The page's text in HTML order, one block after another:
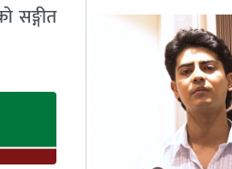
सङ्गीत